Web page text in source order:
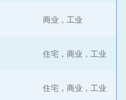
商业，工业
住宅，商业，工业
住宅，商业，工业